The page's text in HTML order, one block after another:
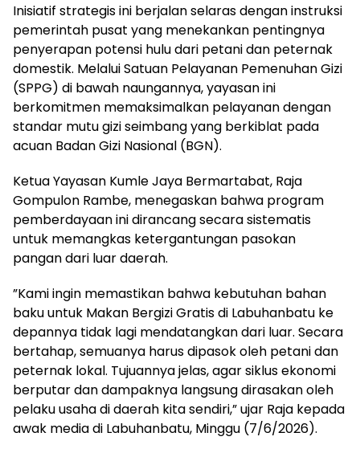
​Inisiatif strategis ini berjalan selaras dengan instruksi
pemerintah pusat yang menekankan pentingnya
penyerapan potensi hulu dari petani dan peternak
domestik. Melalui Satuan Pelayanan Pemenuhan Gizi
(SPPG) di bawah naungannya, yayasan ini
berkomitmen memaksimalkan pelayanan dengan
standar mutu gizi seimbang yang berkiblat pada
acuan Badan Gizi Nasional (BGN).
​Ketua Yayasan Kumle Jaya Bermartabat, Raja
Gompulon Rambe, menegaskan bahwa program
pemberdayaan ini dirancang secara sistematis
untuk memangkas ketergantungan pasokan
pangan dari luar daerah.
​”Kami ingin memastikan bahwa kebutuhan bahan
baku untuk Makan Bergizi Gratis di Labuhanbatu ke
depannya tidak lagi mendatangkan dari luar. Secara
bertahap, semuanya harus dipasok oleh petani dan
peternak lokal. Tujuannya jelas, agar siklus ekonomi
berputar dan dampaknya langsung dirasakan oleh
pelaku usaha di daerah kita sendiri,” ujar Raja kepada
awak media di Labuhanbatu, Minggu (7/6/2026).